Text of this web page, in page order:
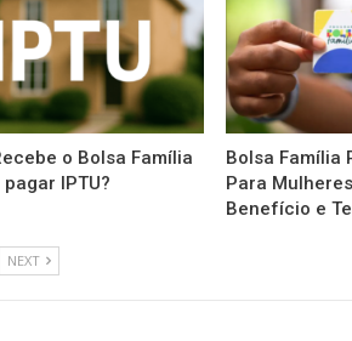
o Bolsa Família
IPTU?
Bolsa Família
Para
Benefício e
NEXT